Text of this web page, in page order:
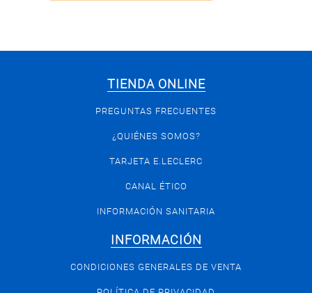
TIENDA ONLINE
PREGUNTAS FRECUENTES
¿QUIÉNES SOMOS?
TARJETA E.LECLERC
CANAL ÉTICO
INFORMACIÓN SANITARIA
INFORMACIÓN
CONDICIONES GENERALES DE VENTA